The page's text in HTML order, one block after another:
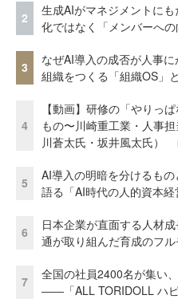
2
生成AIがマネジメントに
化ではなく「メンバーへの
3
なぜAI導入の成否が人事
組織をつくる「組織OS」
4
【動画】研修の「やりっ
もの〜川崎重工業・人事
川蒼太氏・坂井風太氏）
5
AI導入の明暗を分けるも
語る「AI時代の人的資本経
6
日本企業が直面する人材
通が取り組んだ育成のフ
7
全国の社員2400名が集い
――「ALL TORIDOLL ハ